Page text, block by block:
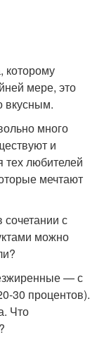
которому
мере, это
вкусным.
много
и
тех любителей
мечтают
с
можно
— с
30 процентов).
Что